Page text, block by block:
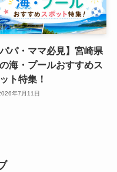
パパ・ママ必見】宮崎県
海・プールおすすめス
ト特集！
年7月11日